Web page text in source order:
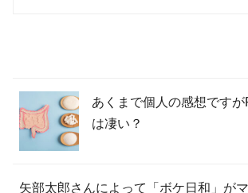
あくまで個人の感想ですが
は凄い？
矢部太郎さんによって「ボケ日和」が